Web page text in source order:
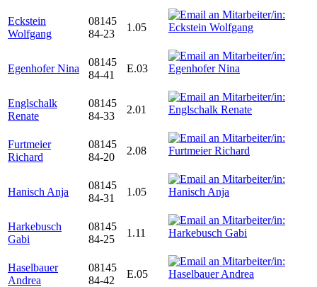
Eckstein
Wolfgang
08145
84-23
1.05
Egenhofer Nina
08145
84-41
E.03
Englschalk
Renate
08145
84-33
2.01
Furtmeier
Richard
08145
84-20
2.08
Hanisch Anja
08145
84-31
1.05
Harkebusch
Gabi
08145
84-25
1.11
Haselbauer
Andrea
08145
84-42
E.05